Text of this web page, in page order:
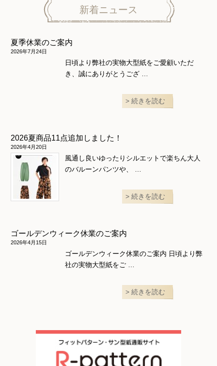
和風衣類
ウェディング・コスチューム
スカート・パンツ
新着ニュース
夏季休業のご案内
2026年7月24日
日頃より弊社の実物大型紙をご愛顧いただ
き、誠にありがとうござ …
続きを読む
2026夏商品11点追加しました！
2026年4月20日
風通し良いゆったりシルエットで楽ちん大人
のバルーンパンツや、 …
続きを読む
ゴールデンウィーク休業のご案内
2026年4月15日
ゴールデンウィーク休業のご案内 日頃より弊
社の実物大型紙をご …
続きを読む